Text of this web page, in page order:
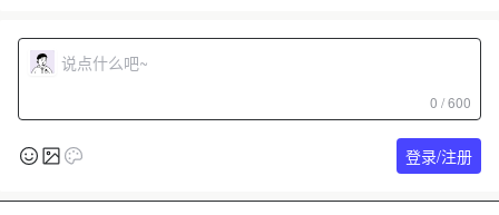
0 / 600
登录/注册